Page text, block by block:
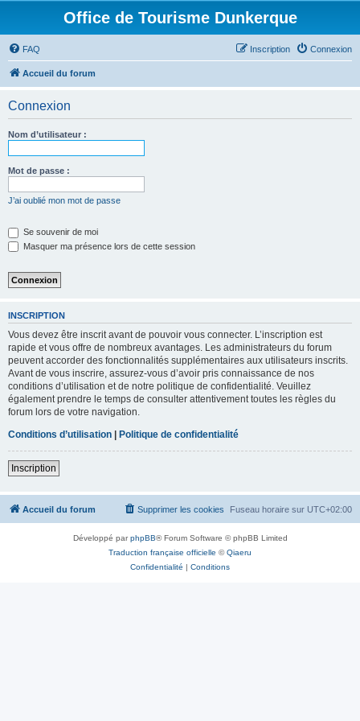
Office de Tourisme Dunkerque
FAQ Connexion
Inscription
Accueil du forum
Connexion
Nom d’utilisateur :
Mot de passe :
J’ai oublié mon mot de passe
Se souvenir de moi
Masquer ma présence lors de cette session
INSCRIPTION
Vous devez être inscrit avant de pouvoir vous connecter. L’inscription est
rapide et vous offre de nombreux avantages. Les administrateurs du forum
peuvent accorder des fonctionnalités supplémentaires aux utilisateurs inscrits.
Avant de vous inscrire, assurez-vous d’avoir pris connaissance de nos
conditions d’utilisation et de notre politique de confidentialité. Veuillez
également prendre le temps de consulter attentivement toutes les règles du
forum lors de votre navigation.
Conditions d’utilisation | Politique de confidentialité
Inscription
Accueil du forum Fuseau horaire sur UTC+02:00
Supprimer les cookies
Développé parphpBB® Forum Software © phpBB Limited
Traduction française officielle ©Qiaeru
Confidentialité | Conditions